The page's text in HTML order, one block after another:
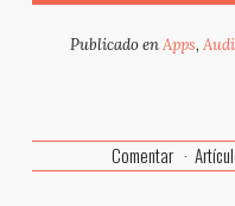
Publicado enApps,
Comentar